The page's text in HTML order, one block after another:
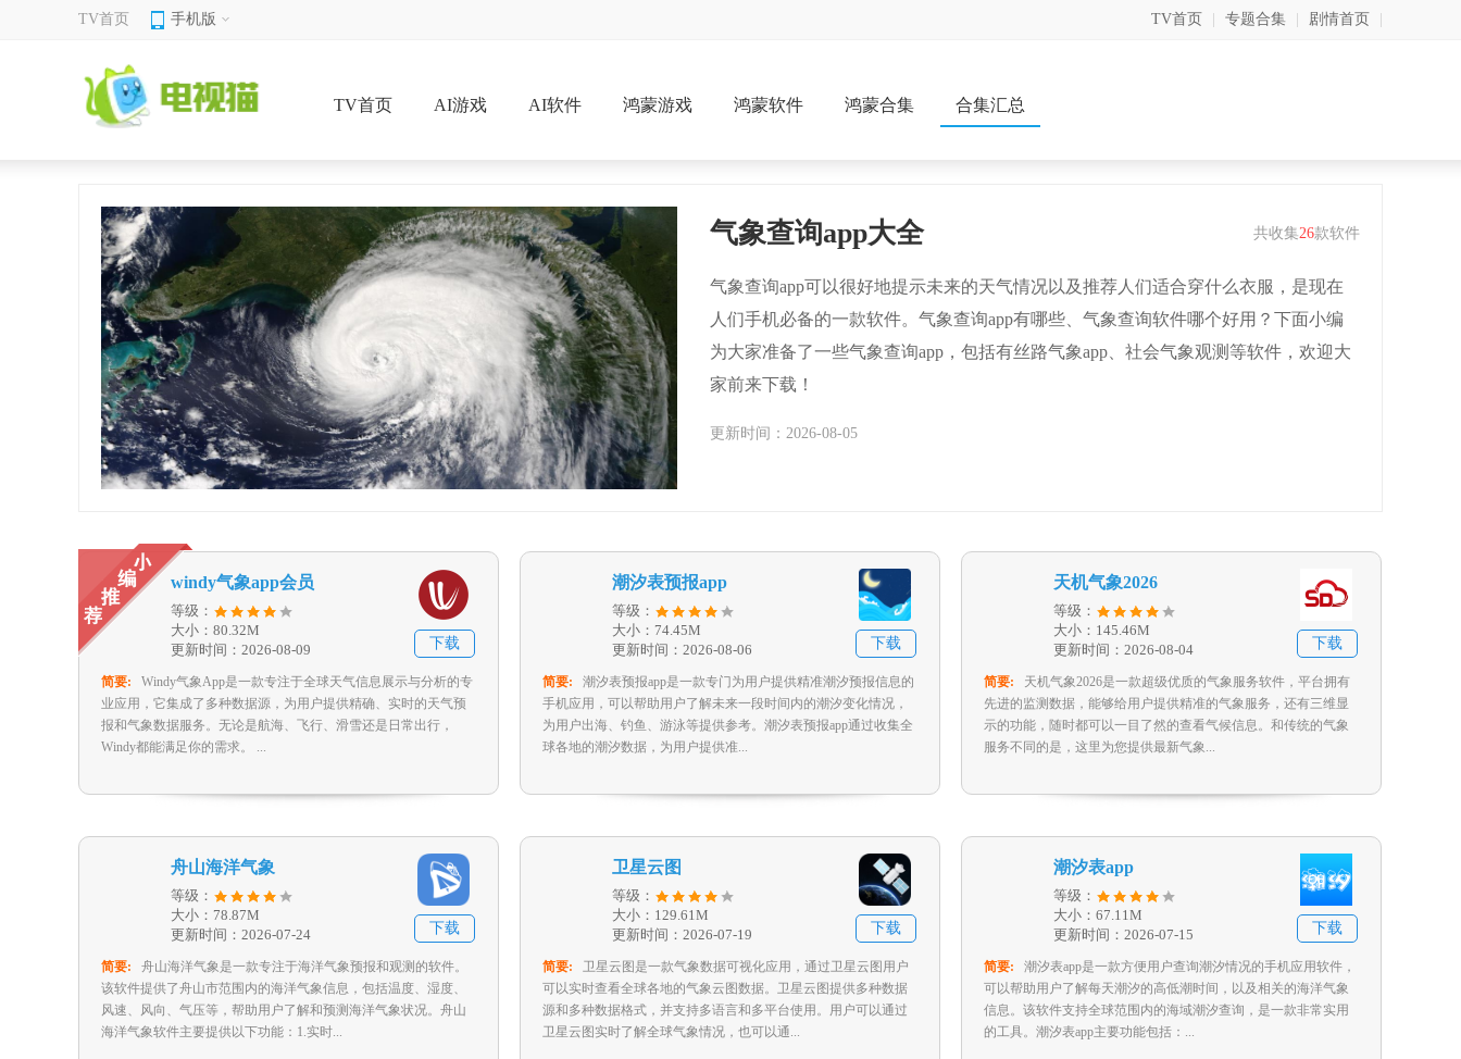
TV首页 手机版 TV首页 专题合集 剧情首页
TV首页 AI游戏 AI软件 鸿蒙游戏 鸿蒙软件 鸿蒙合集 合集汇总
共收集26款软件
气象查询app大全
气象查询app可以很好地提示未来的天气情况以及推荐人们适合穿什么衣服，是现在
人们手机必备的一款软件。气象查询app有哪些、气象查询软件哪个好用？下面小编
为大家准备了一些气象查询app，包括有丝路气象app、社会气象观测等软件，欢迎大
家前来下载！
更新时间：2026-08-05
windy气象app会员
等级：
大小：80.32M
更新时间：2026-08-09
下载
简要:
Windy气象App是一款专注于全球天气信息展示与分析的专
业应用，它集成了多种数据源，为用户提供精确、实时的天气预
报和气象数据服务。无论是航海、飞行、滑雪还是日常出行，
Windy都能满足你的需求。 ...
潮汐表预报app
等级：
大小：74.45M
更新时间：2026-08-06
下载
简要:
潮汐表预报app是一款专门为用户提供精准潮汐预报信息的
手机应用，可以帮助用户了解未来一段时间内的潮汐变化情况，
为用户出海、钓鱼、游泳等提供参考。潮汐表预报app通过收集全
球各地的潮汐数据，为用户提供准...
天机气象2026
等级：
大小：145.46M
更新时间：2026-08-04
下载
简要:
天机气象2026是一款超级优质的气象服务软件，平台拥有
先进的监测数据，能够给用户提供精准的气象服务，还有三维显
示的功能，随时都可以一目了然的查看气候信息。和传统的气象
服务不同的是，这里为您提供最新气象...
舟山海洋气象
等级：
大小：78.87M
更新时间：2026-07-24
下载
简要:
舟山海洋气象是一款专注于海洋气象预报和观测的软件。
该软件提供了舟山市范围内的海洋气象信息，包括温度、湿度、
风速、风向、气压等，帮助用户了解和预测海洋气象状况。舟山
海洋气象软件主要提供以下功能：1.实时...
卫星云图
等级：
大小：129.61M
更新时间：2026-07-19
下载
简要:
卫星云图是一款气象数据可视化应用，通过卫星云图用户
可以实时查看全球各地的气象云图数据。卫星云图提供多种数据
源和多种数据格式，并支持多语言和多平台使用。用户可以通过
卫星云图实时了解全球气象情况，也可以通...
潮汐表app
等级：
大小：67.11M
更新时间：2026-07-15
下载
简要:
潮汐表app是一款方便用户查询潮汐情况的手机应用软件，
可以帮助用户了解每天潮汐的高低潮时间，以及相关的海洋气象
信息。该软件支持全球范围内的海域潮汐查询，是一款非常实用
的工具。潮汐表app主要功能包括：...